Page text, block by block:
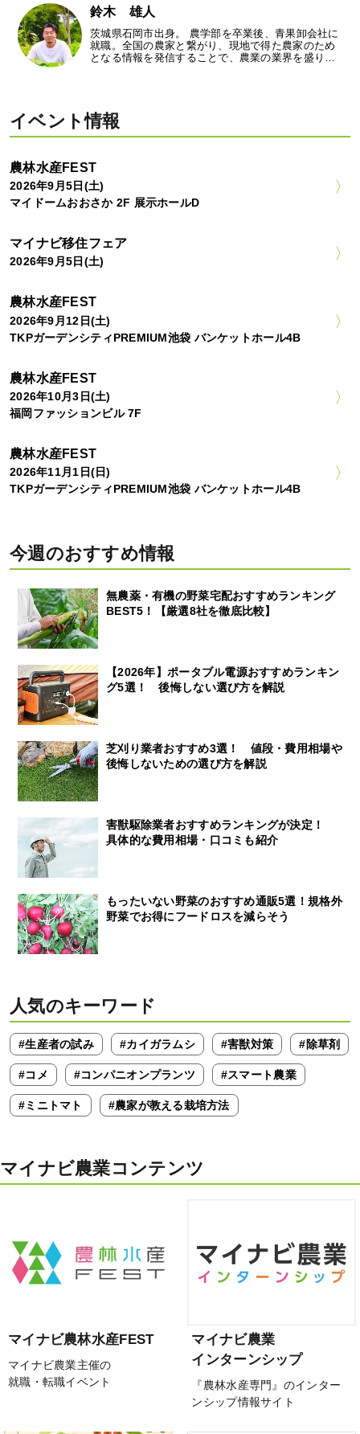
鈴木 雄人
茨城県石岡市出身。 農学部を卒業後、青果卸会社に
就職。全国の農家と繋がり、現地で得た農家のため
となる情報を発信することで、農業の業界を盛り…
イベント情報
農林水産FEST
2026年9月5日(土)
マイドームおおさか 2F 展示ホールD
マイナビ移住フェア
2026年9月5日(土)
農林水産FEST
2026年9月12日(土)
TKPガーデンシティPREMIUM池袋 バンケットホール4B
農林水産FEST
2026年10月3日(土)
福岡ファッションビル 7F
農林水産FEST
2026年11月1日(日)
TKPガーデンシティPREMIUM池袋 バンケットホール4B
今週のおすすめ情報
無農薬・有機の野菜宅配おすすめランキング
BEST5！【厳選8社を徹底比較】
【2026年】ポータブル電源おすすめランキン
グ5選！ 後悔しない選び方を解説
芝刈り業者おすすめ3選！ 値段・費用相場や
後悔しないための選び方を解説
害獣駆除業者おすすめランキングが決定！
具体的な費用相場・口コミも紹介
もったいない野菜のおすすめ通販5選！規格外
野菜でお得にフードロスを減らそう
人気のキーワード
#生産者の試み #カイガラムシ #害獣対策 #除草剤
#コメ #コンパニオンプランツ #スマート農業
#ミニトマト #農家が教える栽培方法
マイナビ農業コンテンツ
マイナビ農林水産FEST
マイナビ農業主催の
就職・転職イベント
マイナビ農業
インターンシップ
『農林水産専門』のインター
ンシップ情報サイト